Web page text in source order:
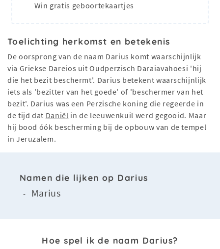
Win gratis geboortekaartjes
Toelichting herkomst en betekenis
De oorsprong van de naam Darius komt waarschijnlijk
via Griekse Dareios uit Oudperzisch Daraiavahoesi 'hij
die het bezit beschermt'. Darius betekent waarschijnlijk
iets als 'bezitter van het goede' of 'beschermer van het
bezit'. Darius was een Perzische koning die regeerde in
de tijd dat Daniël in de leeuwenkuil werd gegooid. Maar
hij bood óók bescherming bij de opbouw van de tempel
in Jeruzalem.
Namen die lijken op Darius
- Marius
Hoe spel ik de naam Darius?